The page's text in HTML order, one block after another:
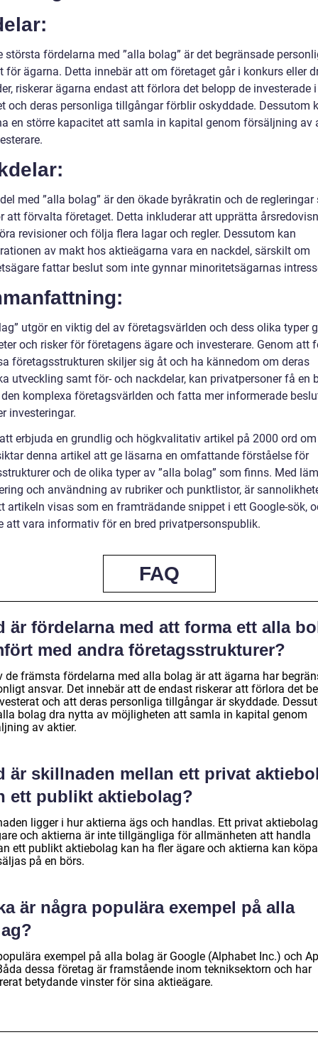
största fördelarna med ”alla bolag” är det begränsade
för ägarna. Detta innebär att om företaget går i konkurs eller
riskerar ägarna endast att förlora det belopp de investerade i
och deras personliga tillgångar förblir oskyddade. Dessutom
en större kapacitet att samla in kapital genom försäljning av
med ”alla bolag” är den ökade byråkratin och de regleringar
att förvalta företaget. Detta inkluderar att upprätta
revisioner och följa flera lagar och regler. Dessutom kan
av makt hos aktieägarna vara en nackdel, särskilt om
fattar beslut som inte gynnar minoritetsägarnas
utgör en viktig del av företagsvärlden och dess olika typer
och risker för företagens ägare och investerare. Genom att
företagsstrukturen skiljer sig åt och ha kännedom om deras
utveckling samt för- och nackdelar, kan privatpersoner få en
komplexa företagsvärlden och fatta mer informerade
investeringar.
erbjuda en grundlig och högkvalitativ artikel på 2000 ord om
denna artikel att ge läsarna en omfattande förståelse för
och de olika typer av ”alla bolag” som finns. Med
och användning av rubriker och punktlistor, är
artikeln visas som en framträdande snippet i ett Google-sök,
att vara informativ för en bred privatpersonspublik.
FAQ
är fördelarna med att forma ett alla
med andra företagsstrukturer?
de främsta fördelarna med alla bolag är att ägarna har
ansvar. Det innebär att de endast riskerar att förlora det
och att deras personliga tillgångar är skyddade.
bolag dra nytta av möjligheten att samla in kapital genom
av aktier.
är skillnaden mellan ett privat
ett publikt aktiebolag?
ligger i hur aktierna ägs och handlas. Ett privat
och aktierna är inte tillgängliga för allmänheten att handla
ett publikt aktiebolag kan ha fler ägare och aktierna kan
på en börs.
är några populära exempel på alla
exempel på alla bolag är Google (Alphabet Inc.) och
dessa företag är framstående inom tekniksektorn och har
betydande vinster för sina aktieägare.